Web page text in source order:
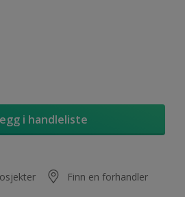
i handleliste
Finn en forhandler